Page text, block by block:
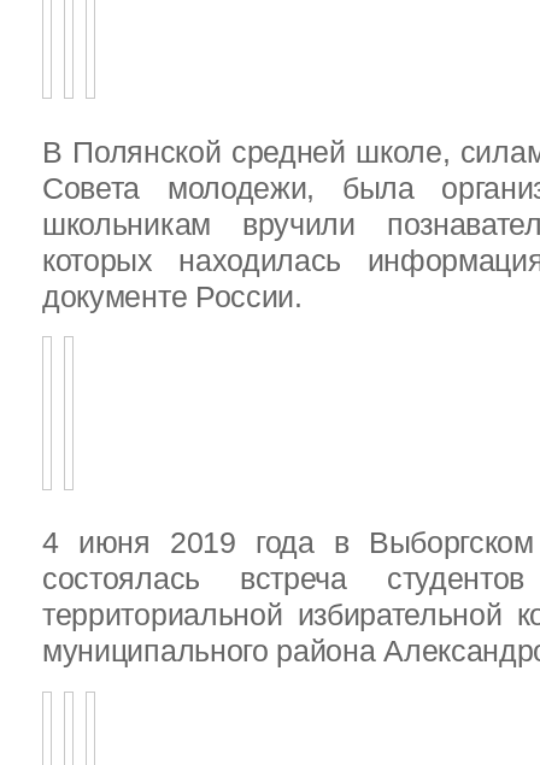
В Полянской средней школе,
Совета молодежи, была
школьникам вручили
которых находилась
документе России.
4 июня 2019 года в
состоялась встреча
территориальной избирательной
муниципального района